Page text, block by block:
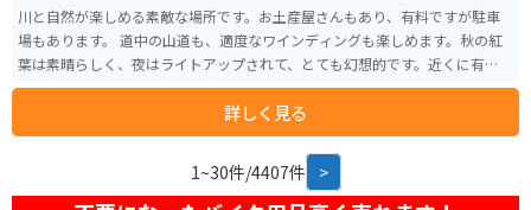
川と自然が楽しめる素敵な場所です。お土産屋さんもあり、有料ですが駐車
場もあります。 道中の山道も、適度なワインディングも楽しめます。秋の紅
葉は素晴らしく、夜はライトアップされて、とても幻想的です。近くに有料道
路も通っているため、名古屋方面からのアクセスは良いです。
詳しく見る
1~30件/4407件 >